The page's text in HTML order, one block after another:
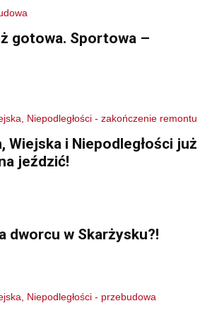
gotowa. Sportowa –
Wiejska i Niepodległości już
jeździć!
dworcu w Skarżysku?!